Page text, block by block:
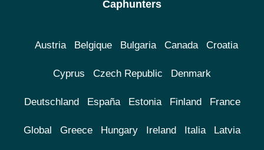
Caphunters
Austria Belgique Bulgaria Canada Croatia
Cyprus Czech Republic Denmark
Deutschland España Estonia Finland France
Global Greece Hungary Ireland Italia Latvia